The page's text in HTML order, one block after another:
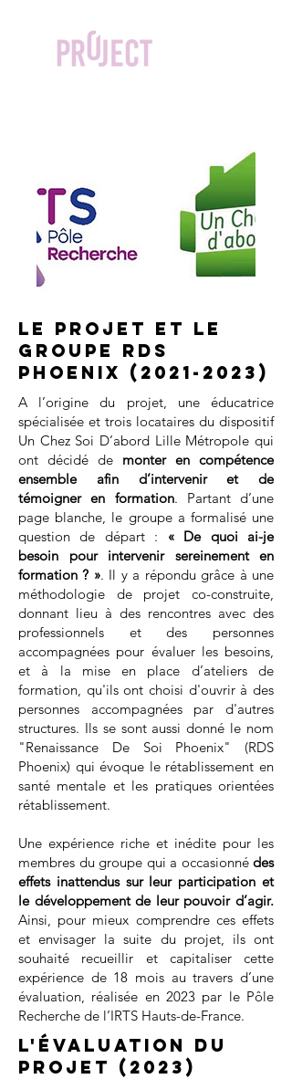
LE projet et le
groupe RDS
PHOENIX (2021-2023)
A l’origine du projet, une éducatrice
spécialisée et trois locataires du dispositif
Un Chez Soi D’abord Lille Métropole qui
ont décidé de monter en compétence
ensemble afin d’intervenir et de
témoigner en formation. Partant d’une
page blanche, le groupe a formalisé une
question de départ : « De quoi ai-je
besoin pour intervenir sereinement en
formation ? ». Il y a répondu grâce à une
méthodologie de projet co-construite,
donnant lieu à des rencontres avec des
professionnels et des personnes
accompagnées pour évaluer les besoins,
et à la mise en place d’ateliers de
formation, qu'ils ont choisi d'ouvrir à des
personnes accompagnées par d'autres
structures. Ils se sont aussi donné le nom
"Renaissance De Soi Phoenix" (RDS
Phoenix) qui évoque le rétablissement en
santé mentale et les pratiques orientées
rétablissement.
Une expérience riche et inédite pour les
membres du groupe qui a occasionné des
effets inattendus sur leur participation et
le développement de leur pouvoir d’agir.
Ainsi, pour mieux comprendre ces effets
et envisager la suite du projet, ils ont
souhaité recueillir et capitaliser cette
expérience de 18 mois au travers d’une
évaluation, réalisée en 2023 par le Pôle
Recherche de l’IRTS Hauts-de-France.
L'évaluation du
projet (2023)